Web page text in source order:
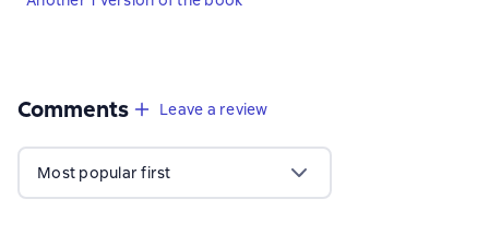
Comments 3 reviews
Leave a review
Most popular first